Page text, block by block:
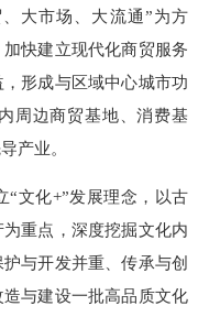
大市场、大流通”为方
快建立现代化商贸服务
形成与区域中心城市功
周边商贸基地、消费基
产业。
化+”发展理念，以古
重点，深度挖掘文化内
与开发并重、传承与创
与建设一批高品质文化